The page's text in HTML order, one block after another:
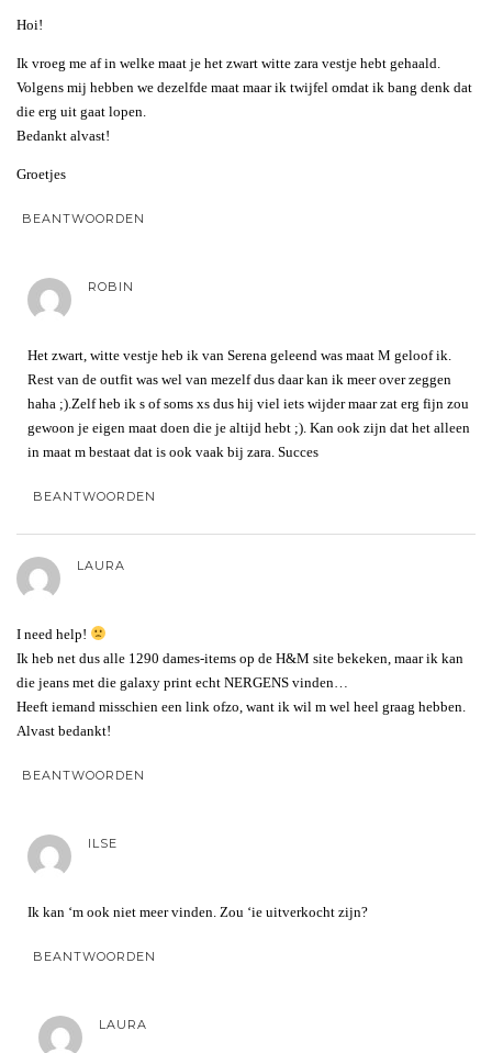
Hoi!
Ik vroeg me af in welke maat je het zwart witte zara vestje hebt gehaald.
Volgens mij hebben we dezelfde maat maar ik twijfel omdat ik bang denk dat
die erg uit gaat lopen.
Bedankt alvast!
Groetjes
BEANTWOORDEN
ROBIN
Het zwart, witte vestje heb ik van Serena geleend was maat M geloof ik.
Rest van de outfit was wel van mezelf dus daar kan ik meer over zeggen
haha ;).Zelf heb ik s of soms xs dus hij viel iets wijder maar zat erg fijn zou
gewoon je eigen maat doen die je altijd hebt ;). Kan ook zijn dat het alleen
in maat m bestaat dat is ook vaak bij zara. Succes
BEANTWOORDEN
LAURA
I need help!
Ik heb net dus alle 1290 dames-items op de H&M site bekeken, maar ik kan
die jeans met die galaxy print echt NERGENS vinden…
Heeft iemand misschien een link ofzo, want ik wil m wel heel graag hebben.
Alvast bedankt!
BEANTWOORDEN
ILSE
Ik kan ‘m ook niet meer vinden. Zou ‘ie uitverkocht zijn?
BEANTWOORDEN
LAURA